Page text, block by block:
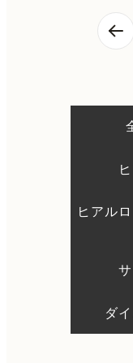
ヒアル
ダ